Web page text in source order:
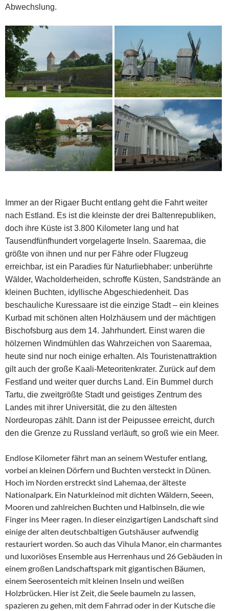
Abwechslung.
Immer an der Rigaer Bucht entlang geht die Fahrt weiter
nach Estland. Es ist die kleinste der drei Baltenrepubliken,
doch ihre Küste ist 3.800 Kilometer lang und hat
Tausendfünfhundert vorgelagerte Inseln. Saaremaa, die
größte von ihnen und nur per Fähre oder Flugzeug
erreichbar, ist ein Paradies für Naturliebhaber: unberührte
Wälder, Wacholderheiden, schroffe Küsten, Sandstrände an
kleinen Buchten, idyllische Abgeschiedenheit. Das
beschauliche Kuressaare ist die einzige Stadt – ein kleines
Kurbad mit schönen alten Holzhäusern und der mächtigen
Bischofsburg aus dem 14. Jahrhundert. Einst waren die
hölzernen Windmühlen das Wahrzeichen von Saaremaa,
heute sind nur noch einige erhalten. Als Touristenattraktion
gilt auch der große Kaali-Meteoritenkrater. Zurück auf dem
Festland und weiter quer durchs Land. Ein Bummel durch
Tartu, die zweitgrößte Stadt und geistiges Zentrum des
Landes mit ihrer Universität, die zu den ältesten
Nordeuropas zählt. Dann ist der Peipussee erreicht, durch
den die Grenze zu Russland verläuft, so groß wie ein Meer.
Endlose Kilometer fährt man an seinem Westufer entlang,
vorbei an kleinen Dörfern und Buchten versteckt in Dünen.
Hoch im Norden erstreckt sind Lahemaa, der älteste
Nationalpark. Ein Naturkleinod mit dichten Wäldern, Seeen,
Mooren und zahlreichen Buchten und Halbinseln, die wie
Finger ins Meer ragen. In dieser einzigartigen Landschaft sind
einige der alten deutschbaltigen Gutshäuser aufwendig
restauriert worden. So auch das Vihula Manor, ein charmantes
und luxoriöses Ensemble aus Herrenhaus und 26 Gebäuden in
einem großen Landschaftspark mit gigantischen Bäumen,
einem Seerosenteich mit kleinen Inseln und weißen
Holzbrücken. Hier ist Zeit, die Seele baumeln zu lassen,
spazieren zu gehen, mit dem Fahrrad oder in der Kutsche die